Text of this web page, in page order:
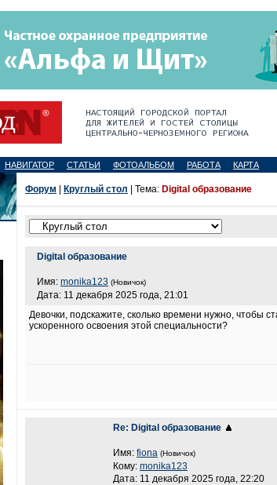
НАВИГАТОР СТАТЬИ ФОТОАЛЬБОМ РАБОТА КАРТА
Форум Круглый стол | Тема: Digital образование
Digital образование
Имя: monika123 (Новичок)
Дата: 11 декабря 2025 года, 21:01
Девочки, подскажите, сколько времени нужно, чтобы
ускоренного освоения этой специальности?
Re: Digital образование
Имя: fiona (Новичок)
Кому: monika123
Дата: 11 декабря 2025 года, 22:20